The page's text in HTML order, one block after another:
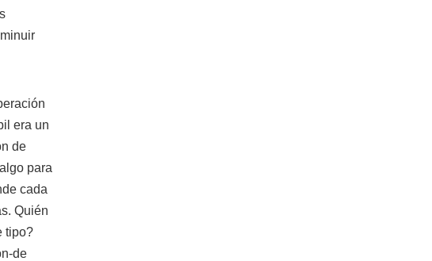
era un
de
para
cada
Quién
tipo?
de